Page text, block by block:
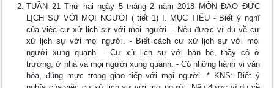
TUẦN 21 Thứ hai ngày 5 tnáng 2 năm 2018 MÔN ĐẠO ĐỨC
LỊCH SỰ VỚI MỌI NGƯỜI ( tiết 1) I. MỤC TIÊU - Biết ý nghĩ
của việc cư xử lịch sự với mọi người. - Nêu được ví dụ về cư
xử lịch sự với mọi người. - Biết cách cư xử lịch sự với mọi
người xung quanh. - Cư xử lịch sự với bạn bè, thầy cô ở
trường, ở nhà và mọi người xung quanh. - Có những hành vi văn
hóa, đúng mực trong giao tiếp với mọi người. * KNS: Biết ý